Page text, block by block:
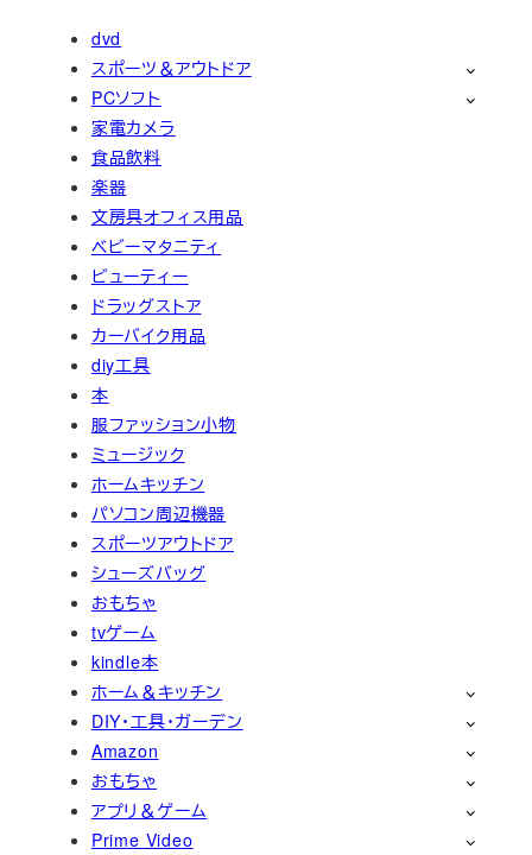
dvd
スポーツ＆アウトドア
PCソフト
家電カメラ
食品飲料
楽器
文房具オフィス用品
ベビーマタニティ
ビューティー
ドラッグストア
カーバイク用品
diy工具
本
服ファッション小物
ミュージック
ホームキッチン
パソコン周辺機器
スポーツアウトドア
シューズバッグ
おもちゃ
tvゲーム
kindle本
ホーム＆キッチン
DIY・工具・ガーデン
Amazon
おもちゃ
アプリ＆ゲーム
Prime Video